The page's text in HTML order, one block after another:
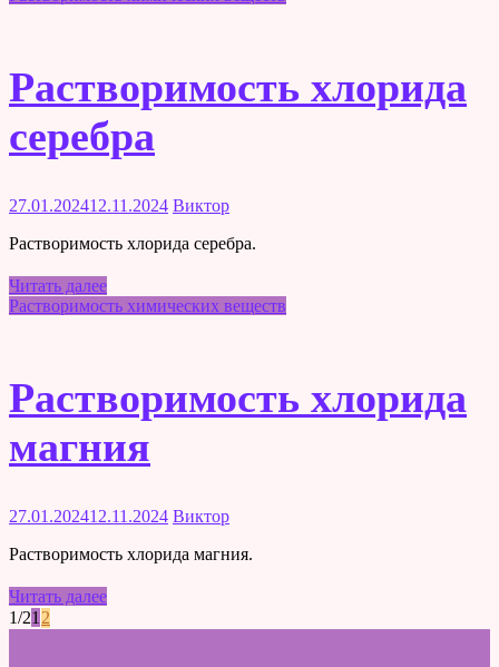
Растворимость хлорида
серебра
27.01.202412.11.2024 Виктор
Растворимость хлорида серебра.
Читать далее
Растворимость химических веществ
Растворимость хлорида
магния
27.01.202412.11.2024 Виктор
Растворимость хлорида магния.
Читать далее
1/21 2